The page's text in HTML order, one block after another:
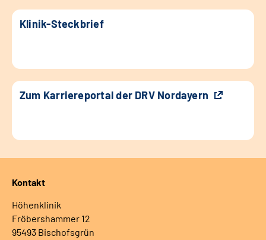
Klinik-Steckbrief
Zum Karriereportal der DRV Nordayern
Kontakt
Höhenklinik
Fröbershammer 12
95493 Bischofsgrün